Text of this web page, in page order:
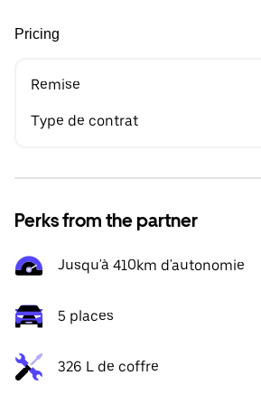
Pricing
Remise
Type de contrat
Perks from the partner
Jusqu'à 410km d'autonomie
5 places
326 L de coffre